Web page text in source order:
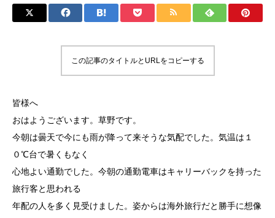
この記事のタイトルとURLをコピーする
皆様へ
おはようございます。草野です。
今朝は曇天で今にも雨が降って来そうな気配でした。気温は１
０℃台で暑くもなく
心地よい通勤でした。今朝の通勤電車はキャリーバックを持った
旅行客と思われる
年配の人を多く見受けました。姿からは海外旅行だと勝手に想像